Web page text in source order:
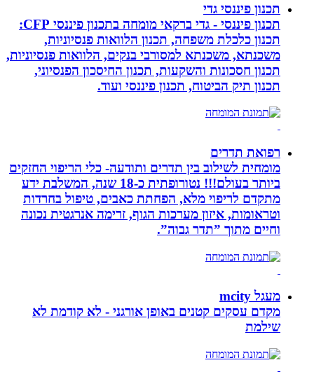
תכנון פיננסי גדי
תכנון פיננסי - גדי ברקאי מומחה בתכנון פיננסי CFP:
תכנון כלכלת משפחה, תכנון הלוואות פנסיוניות,
משכנתא, משכנתא למסורבי בנקים, הלוואות פנסיוניות,
תכנון חסכונות והשקעות, תכנון החיסכון הפנסיוני,
תכנון תיק הביטוח, תכנון פיננסי ועוד.
רפואת תדרים
מומחית לשילוב בין תדרים ותודעה- כלי הריפוי החזקים
ביותר בעולם!!! נטורופתית כ-18 שנה, המשלבת ידע
מתקדם לריפוי מלא, הפחתת כאבים, טיפול בחרדות
וטראומות, איזון מערכות הגוף, זרימה אנרגטית נכונה
וחיים מתוך ”תדר גבוה”.
מעגל mcity
מקדם עסקים קטנים באופן אורגני - לא קודמת לא
שילמת